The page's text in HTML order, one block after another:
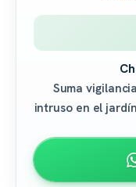
Suma
intruso en el